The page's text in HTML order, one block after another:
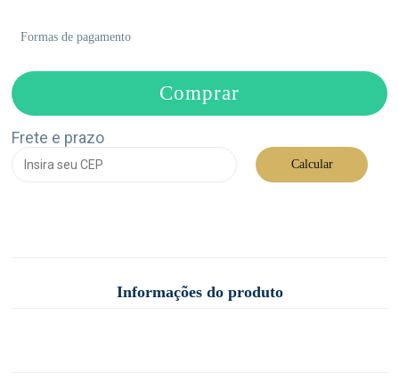
Formas de pagamento
Comprar
Frete e prazo
Calcular
Informações do produto